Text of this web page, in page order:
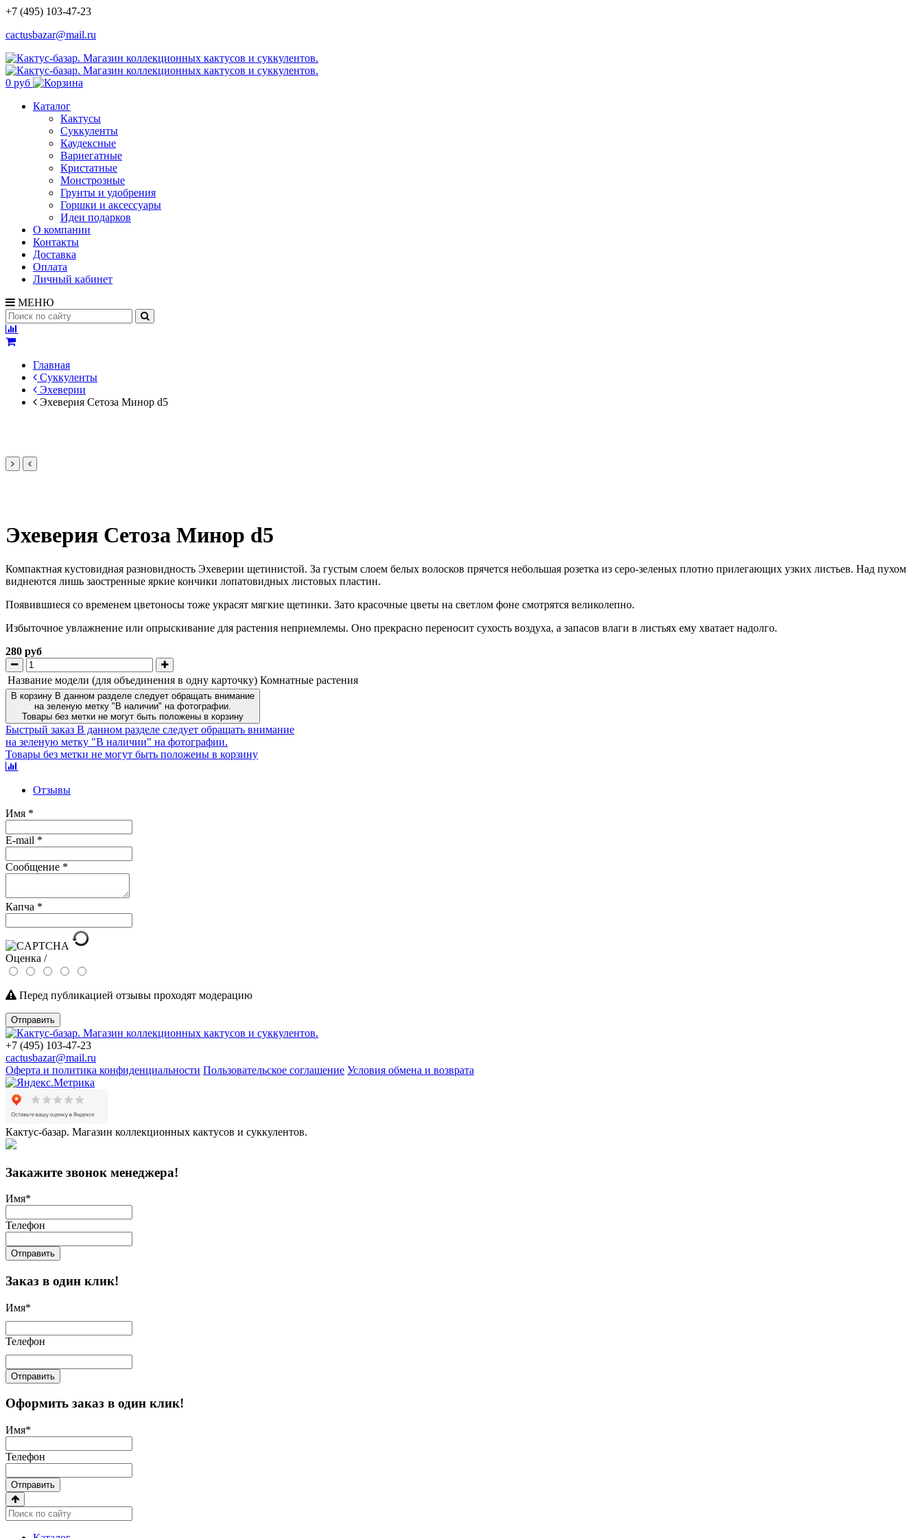
+7 (495) 103-47-23
cactusbazar@mail.ru
0 руб
Каталог
Кактусы
Суккуленты
Каудексные
Вариегатные
Кристатные
Монстрозные
Грунты и удобрения
Горшки и аксессуары
Идеи подарков
О компании
Контакты
Доставка
Оплата
Личный кабинет
МЕНЮ
Главная
Суккуленты
Эхеверии
Эхеверия Сетоза Минор d5
Эхеверия Сетоза Минор d5
Компактная кустовидная разновидность Эхеверии щетинистой. За густым слоем белых волосков прячется небольшая розетка из серо-зеленых плотно прилегающих узких листьев. Над пухом
виднеются лишь заостренные яркие кончики лопатовидных листовых пластин.
Появившиеся со временем цветоносы тоже украсят мягкие щетинки. Зато красочные цветы на светлом фоне смотрятся великолепно.
Избыточное увлажнение или опрыскивание для растения неприемлемы. Оно прекрасно переносит сухость воздуха, а запасов влаги в листьях ему хватает надолго.
280 руб
Название модели (для объединения в одну карточку) Комнатные растения
В корзину В данном разделе следует обращать внимание
на зеленую метку "В наличии" на фотографии.
Товары без метки не могут быть положены в корзину
Быстрый заказ В данном разделе следует обращать внимание
на зеленую метку "В наличии" на фотографии.
Товары без метки не могут быть положены в корзину
Отзывы
Имя *
E-mail *
Сообщение *
Капча *
Оценка /
Перед публикацией отзывы проходят модерацию
Отправить
+7 (495) 103-47-23
cactusbazar@mail.ru
Оферта и политика конфиденциальности Пользовательское соглашение Условия обмена и возврата
Кактус-базар. Магазин коллекционных кактусов и суккулентов.
Закажите звонок менеджера!
Имя*
Телефон
Отправить
Заказ в один клик!
Имя*
Телефон
Отправить
Оформить заказ в один клик!
Имя*
Телефон
Отправить